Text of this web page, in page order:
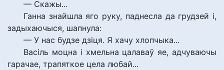
— Скажы...
Ганна знайшла яго руку, паднесла да грудзей і,
задыхаючыся, шапнула:
— У нас будзе дзіця. Я хачу хлопчыка...
Васіль моцна і хмельна цалаваў яе, адчуваючы
гарачае, трапяткое цела любай...